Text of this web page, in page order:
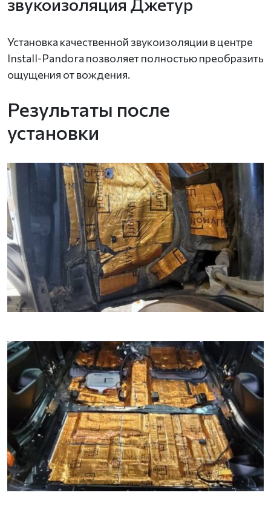
звукоизоляция Джетур
Установка качественной звукоизоляции в центре
Install-Pandora позволяет полностью преобразить
ощущения от вождения.
Результаты после
установки